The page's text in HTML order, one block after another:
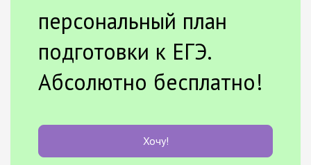
персональный план
подготовки к ЕГЭ.
Абсолютно бесплатно!
Хочу!